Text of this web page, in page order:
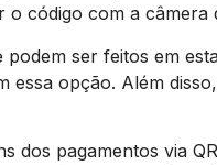
o código com a
podem ser feitos em
essa opção. Além
dos pagamentos via